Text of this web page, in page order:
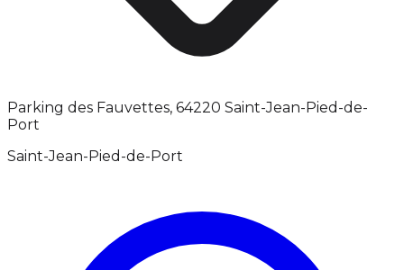
Parking des Fauvettes, 64220 Saint-Jean-Pied-de-
Port
Saint-Jean-Pied-de-Port